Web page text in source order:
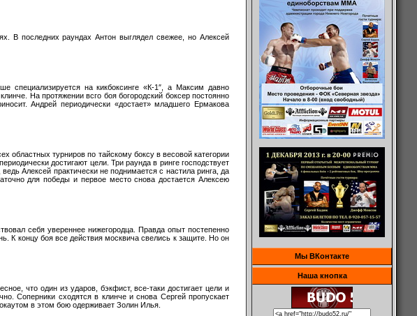
В последних раундах Антон выглядел свежее, но Алексей
специализируется на кикбоксинге «К-1″, а Максим давно
На протяжении всго боя богородский боксер постоянно
Андрей периодически «достает» младшего Ермакова
областных турниров по тайскому боксу в весовой категории
достигают цели. Три раунда в ринге господствует
Алексей практически не поднимается с настила ринга, да
для победы и первое место снова достается Алексею
себя увереннее нижегородца. Правда опыт постепенно
К концу боя все действия москвича свелись к защите. Но он
что один из ударов, бэкфист, все-таки достигает цели и
Соперники сходятся в клинче и снова Сергей пропускает
в этом бою одерживает Золин Илья.
Мы ВКонтакте
Наша кнопка